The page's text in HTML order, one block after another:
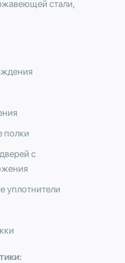
стали,
полки
с
уплотнители